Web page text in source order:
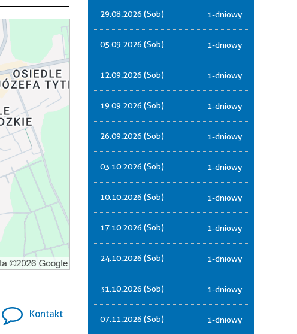
Kontakt
29.08.2026 (Sob) 1-dniowy
05.09.2026 (Sob) 1-dniowy
12.09.2026 (Sob) 1-dniowy
19.09.2026 (Sob) 1-dniowy
26.09.2026 (Sob) 1-dniowy
03.10.2026 (Sob) 1-dniowy
10.10.2026 (Sob) 1-dniowy
17.10.2026 (Sob) 1-dniowy
24.10.2026 (Sob) 1-dniowy
31.10.2026 (Sob) 1-dniowy
07.11.2026 (Sob) 1-dniowy